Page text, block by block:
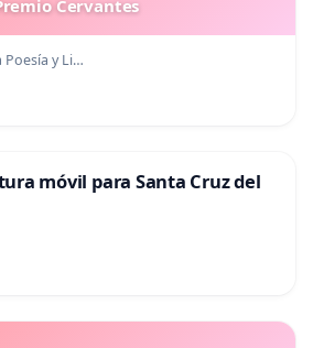
Cervantes
y Li…
móvil para Santa Cruz del